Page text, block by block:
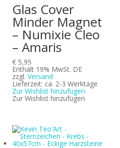
Glas Cover
Minder Magnet
– Numixie Cleo
– Amaris
€ 5,95
Enthält 19% MwSt. DE
zzgl.Versand
Lieferzeit: ca. 2-3 Werktage
Zur Wishlist hinzufügen
Zur Wishlist hinzufügen